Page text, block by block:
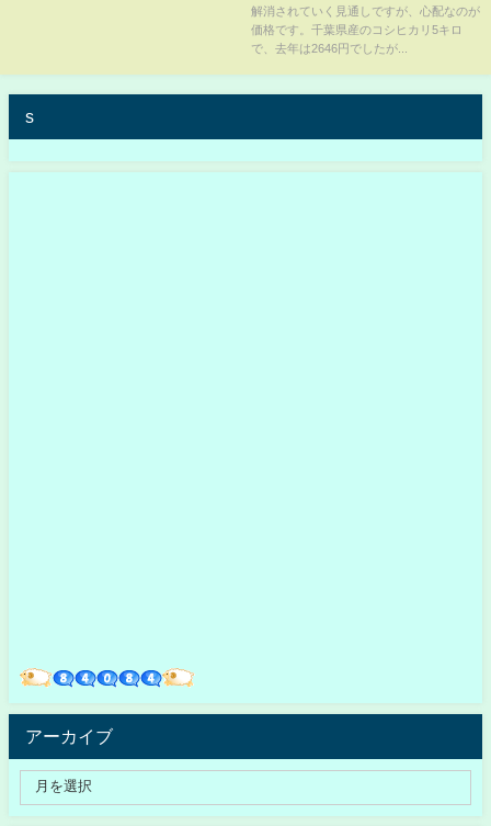
る」 価格高騰の要因は“競争
力”【news23】｜
解消されていく見通しですが、心配なのが
価格です。千葉県産のコシヒカリ5キロ
で、去年は2646円でしたが...
s
アーカイブ